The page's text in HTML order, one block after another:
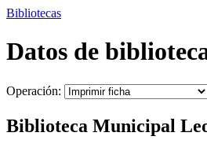
Bibliotecas
Datos de
Operación:
Biblioteca Municipal